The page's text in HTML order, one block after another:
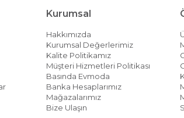
Kurumsal
Hakkımızda
Kurumsal Değerlerimiz
Kalite Politikamız
Müşteri Hizmetleri Politikası
Basında Evmoda
Banka Hesaplarımız
Mağazalarımız
Bize Ulaşın